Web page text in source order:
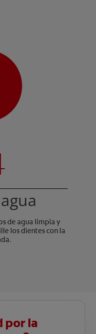
de agua limpia y
los dientes con la
por la